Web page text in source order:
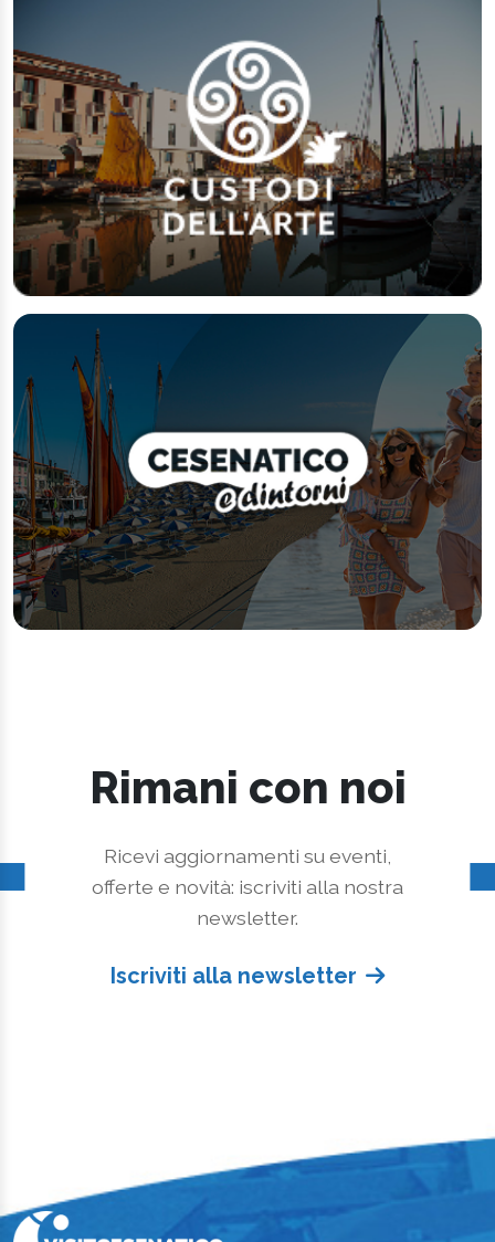
Rimani con noi
Ricevi aggiornamenti su eventi,
offerte e novità: iscriviti alla nostra
newsletter.
Iscriviti alla newsletter